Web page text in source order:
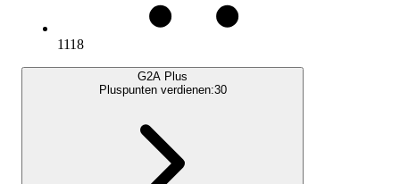
1118
G2A Plus
Pluspunten verdienen:30